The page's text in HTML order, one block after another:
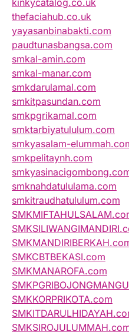
kinkycatalog.co.uk
thefaciahub.co.uk
yayasanbinabakti.com
paudtunasbangsa.com
smkal-amin.com
smkal-manar.com
smkdarulamal.com
smkitpasundan.com
smkpgrikamal.com
smktarbiyatululum.com
smkyasalam-
smkpelitaynh.com
smknahdatululama.com
smkitraudhatululum.com
SMKCBTBEKASI.com
SMKMANAROFA.com
SMKKORPRIKOTA.com